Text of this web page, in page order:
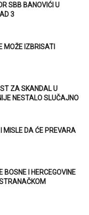
SBB BANOVIĆI U
3
MOŽE IZBRISATI
ZA SKANDAL U
NESTALO SLUČAJNO
MISLE DA ĆE PREVARA
I HERCEGOVINE